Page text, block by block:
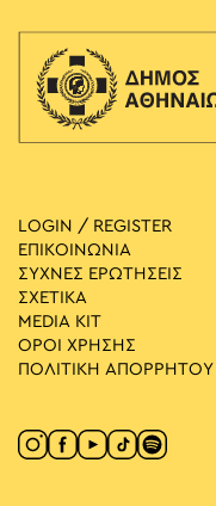
LOGIN / REGISTER
ΕΠΙΚΟΙΝΩΝΙΑ
ΣΥΧΝΕΣ ΕΡΩΤΗΣΕΙΣ
ΣΧΕΤΙΚΑ
MEDIA ΚIT
ΟΡΟΙ ΧΡΗΣΗΣ
ΠΟΛΙΤΙΚΗ ΑΠΟΡΡΗΤΟΥ